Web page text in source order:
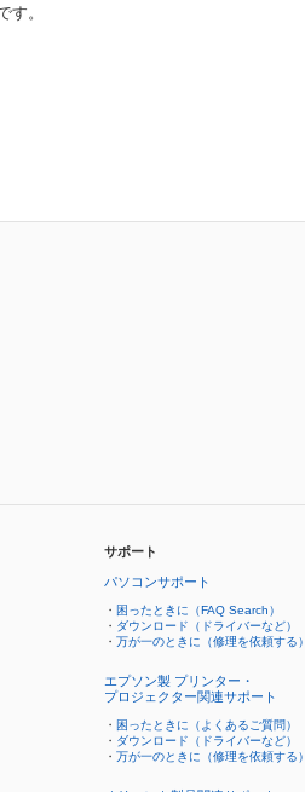
す。
サポート
パソコンサポート
・ 困ったときに（FAQ Search）
・ ダウンロード（ドライバーなど）
・ 万が一のときに（修理を依頼する）
エプソン製 プリンター・
プロジェクター関連サポート
・ 困ったときに（よくあるご質問）
・ ダウンロード（ドライバーなど）
・ 万が一のときに（修理を依頼する）